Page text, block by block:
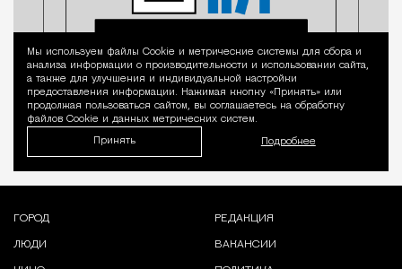
Уведомление
Мы используем файлы Сookie и метрические системы для сбора и
анализа информации о производительности и использовании сайта,
а также для улучшения и индивидуальной настройки
предоставления информации. Нажимая кнопку «Принять» или
продолжая пользоваться сайтом, вы соглашаетесь на обработку
файлов Cookie и данных метрических систем.
Принять Подробнее
ГОРОД
ЛЮДИ
РЕДАКЦИЯ
ВАКАНСИИ